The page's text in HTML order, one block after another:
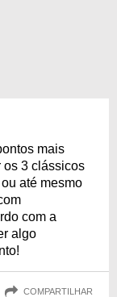
mais
os 3 clássicos
até mesmo
com a
algo
COMPARTILHAR